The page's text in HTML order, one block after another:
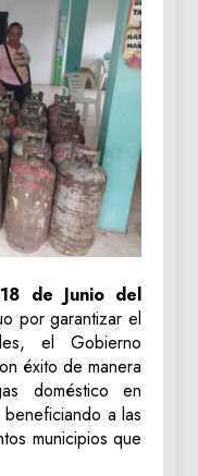
18 de Junio del
por garantizar el
el Gobierno
éxito de manera
doméstico en
a las
municipios que